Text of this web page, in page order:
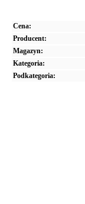
Cena:
Producent:
Magazyn:
Kategoria:
Podkategoria: